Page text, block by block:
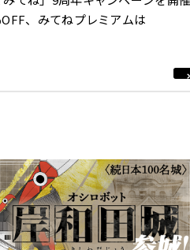
、みてねプレミアムは